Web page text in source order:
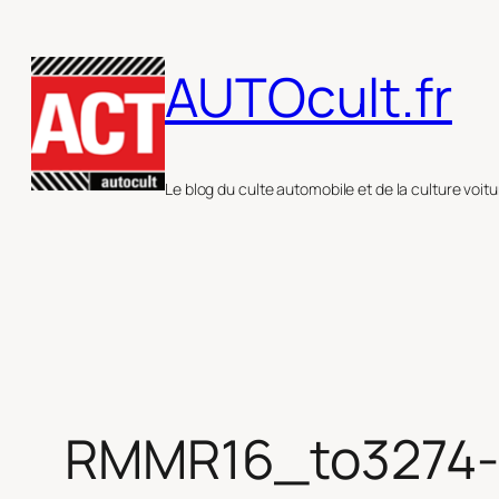
au
contenu
AUTOcult.fr
Le blog du culte automobile et de la culture